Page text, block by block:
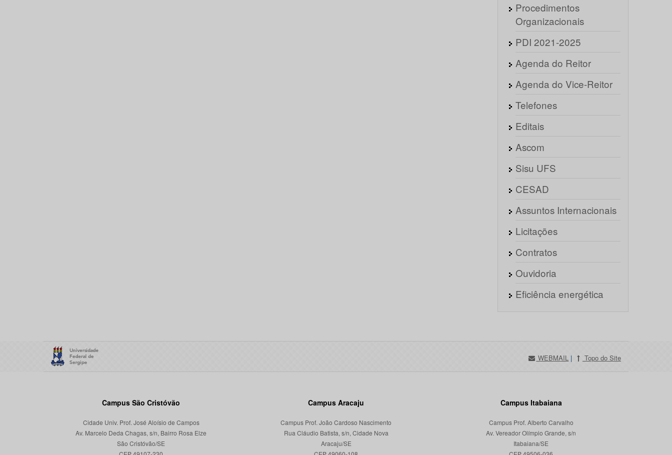
Procedimentos
Organizacionais
PDI 2021-2025
Agenda do Reitor
Agenda do Vice-Reitor
Telefones
Editais
Ascom
Sisu UFS
CESAD
Assuntos Internacionais
Licitações
Contratos
Ouvidoria
Eficiência energética
WEBMAIL | Topo do Site
Campus São Cristóvão
Cidade Univ. Prof. José Aloísio de Campos
Av. Marcelo Deda Chagas, s/n, Bairro Rosa Elze
São Cristóvão/SE
Campus Aracaju
Campus Prof. João Cardoso Nascimento
Rua Cláudio Batista, s/n, Cidade Nova
Aracaju/SE
Campus Itabaiana
Campus Prof. Alberto Carvalho
Av. Vereador Olímpio Grande, s/n
Itabaiana/SE